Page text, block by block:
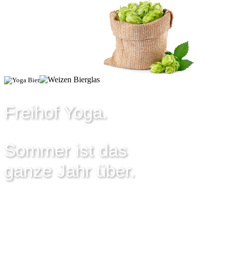
Freihof Yoga.
Sommer ist das
ganze Jahr über.